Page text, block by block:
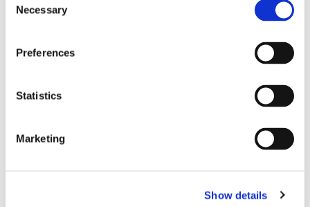
Selection
Necessary
Preferences
Statistics
Marketing
Show details